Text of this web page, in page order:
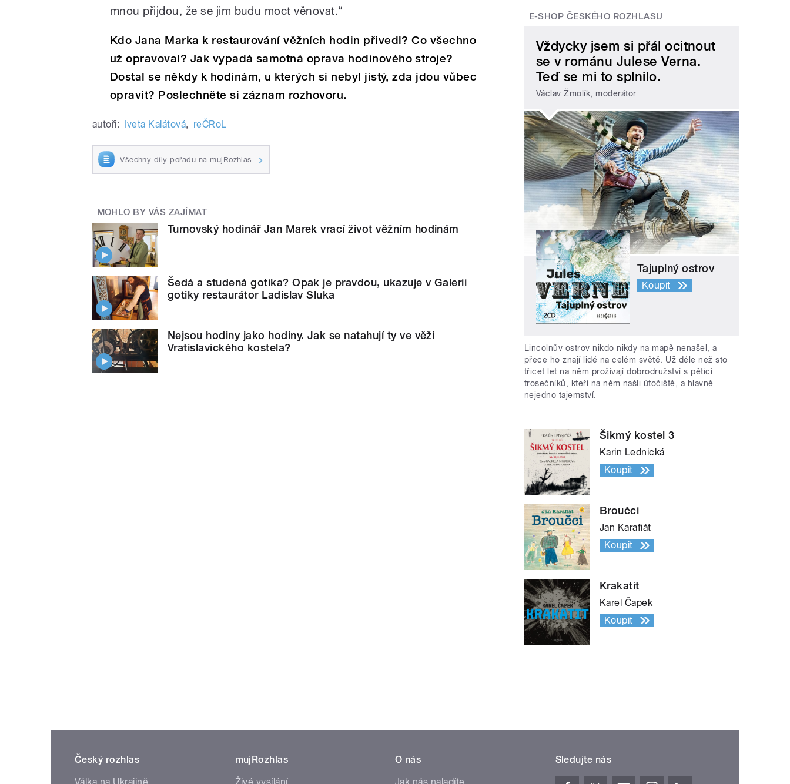
mnou přijdou, že se jim budu moct věnovat.“
Kdo Jana Marka k restaurování věžních hodin přivedl? Co všechno
už opravoval? Jak vypadá samotná oprava hodinového stroje?
Dostal se někdy k hodinám, u kterých si nebyl jistý, zda jdou vůbec
opravit? Poslechněte si záznam rozhovoru.
autoři: Iveta Kalátová, reČRoL
Všechny díly pořadu na mujRozhlas
MOHLO BY VÁS ZAJÍMAT
Turnovský hodinář Jan Marek vrací život věžním hodinám
Šedá a studená gotika? Opak je pravdou, ukazuje v Galerii
gotiky restaurátor Ladislav Sluka
Nejsou hodiny jako hodiny. Jak se natahují ty ve věži
Vratislavického kostela?
E-SHOP ČESKÉHO ROZHLASU
Vždycky jsem si přál ocitnout
se v románu Julese Verna.
Teď se mi to splnilo.
Václav Žmolík, moderátor
Tajuplný ostrov
Koupit
Lincolnův ostrov nikdo nikdy na mapě nenašel, a
přece ho znají lidé na celém světě. Už déle než sto
třicet let na něm prožívají dobrodružství s pěticí
trosečníků, kteří na něm našli útočiště, a hlavně
nejedno tajemství.
Šikmý kostel 3
Karin Lednická
Koupit
Broučci
Jan Karafiát
Koupit
Krakatit
Karel Čapek
Koupit
Český rozhlas
mujRozhlas
O nás
Sledujte nás